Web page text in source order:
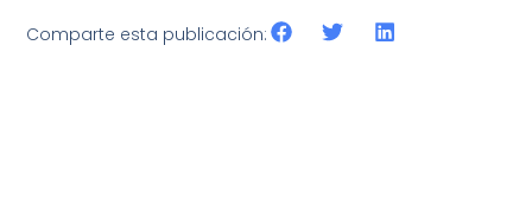
Comparte esta publicación: